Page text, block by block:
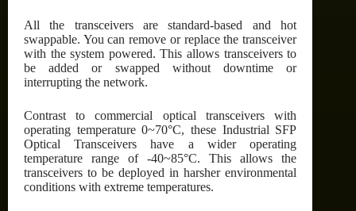
All the transceivers are standard-based and hot
swappable. You can remove or replace the transceiver
with the system powered. This allows transceivers to
be added or swapped without downtime or
interrupting the network.
Contrast to commercial optical transceivers with
operating temperature 0~70°C, these Industrial SFP
Optical Transceivers have a wider operating
temperature range of -40~85°C. This allows the
transceivers to be deployed in harsher environmental
conditions with extreme temperatures.